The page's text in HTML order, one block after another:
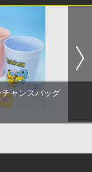
グマ 2ソフト:プレ
／アクション・
ィブエンタテイン
スコントローラー
デュアルセンス
限城編 第一章 猗
ray】 [ 吾峠呼世
Blu-ray】 [ 中村
ャンスバッグ